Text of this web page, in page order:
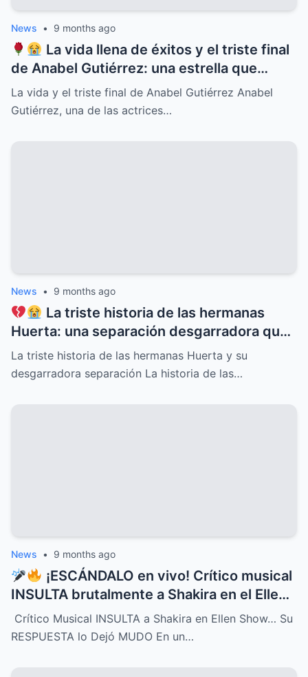
News • 9 months ago
La vida llena de éxitos y el triste final
de Anabel Gutiérrez: una estrella que
iluminó el cine y la televisión mexicana
pero cuyo destino estuvo marcado por el
La vida y el triste final de Anabel Gutiérrez Anabel
Gutiérrez, una de las actrices…
News • 9 months ago
La triste historia de las hermanas
Huerta: una separación desgarradora que
nadie vio venir, conflictos familiares
ocultos, secretos dolorosos y un drama
La triste historia de las hermanas Huerta y su
desgarradora separación La historia de las…
News • 9 months ago
¡ESCÁNDALO en vivo! Crítico musical
INSULTA brutalmente a Shakira en el Ellen
Show, pero la respuesta de la cantante fue
tan contundente y brillante que dejó al
Crítico Musical INSULTA a Shakira en Ellen Show… Su
RESPUESTA lo Dejó MUDO En un…